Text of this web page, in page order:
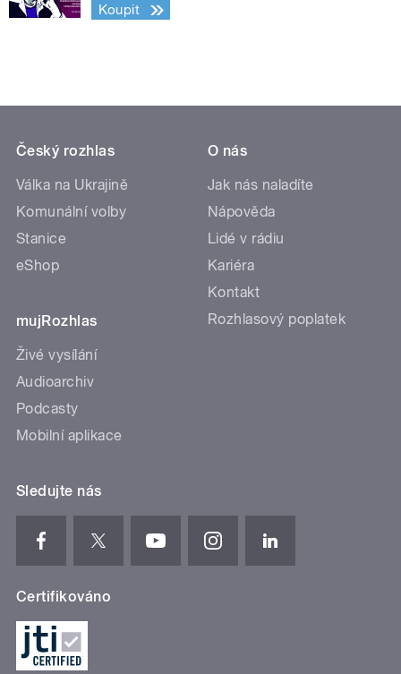
Koupit
Český rozhlas
Válka na Ukrajině
Komunální volby
Stanice
eShop
mujRozhlas
Živé vysílání
Audioarchiv
Podcasty
Mobilní aplikace
O nás
Jak nás naladíte
Nápověda
Lidé v rádiu
Kariéra
Kontakt
Rozhlasový poplatek
Sledujte nás
Certifikováno